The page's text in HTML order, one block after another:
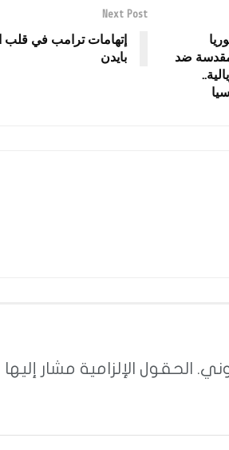
ضد
Next Post
إتهامات ترامب في قلب
بايدن
الحقول الإلزامية مشار إليها